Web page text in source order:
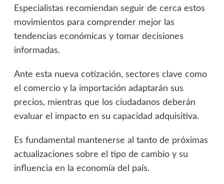
Especialistas recomiendan seguir de cerca estos
movimientos para comprender mejor las
tendencias económicas y tomar decisiones
informadas.
Ante esta nueva cotización, sectores clave como
el comercio y la importación adaptarán sus
precios, mientras que los ciudadanos deberán
evaluar el impacto en su capacidad adquisitiva.
Es fundamental mantenerse al tanto de próximas
actualizaciones sobre el tipo de cambio y su
influencia en la economía del país.